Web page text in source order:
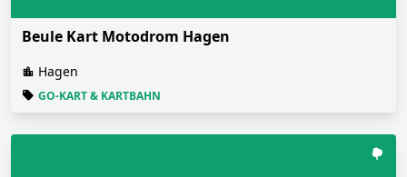
Beule Kart Motodrom Hagen
Hagen
GO-KART & KARTBAHN